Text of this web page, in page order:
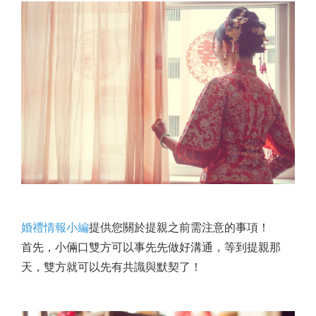
婚禮情報小編提供您關於提親之前需注意的事項！
首先，小倆口雙方可以事先先做好溝通，等到提親那
天，雙方就可以先有共識與默契了！